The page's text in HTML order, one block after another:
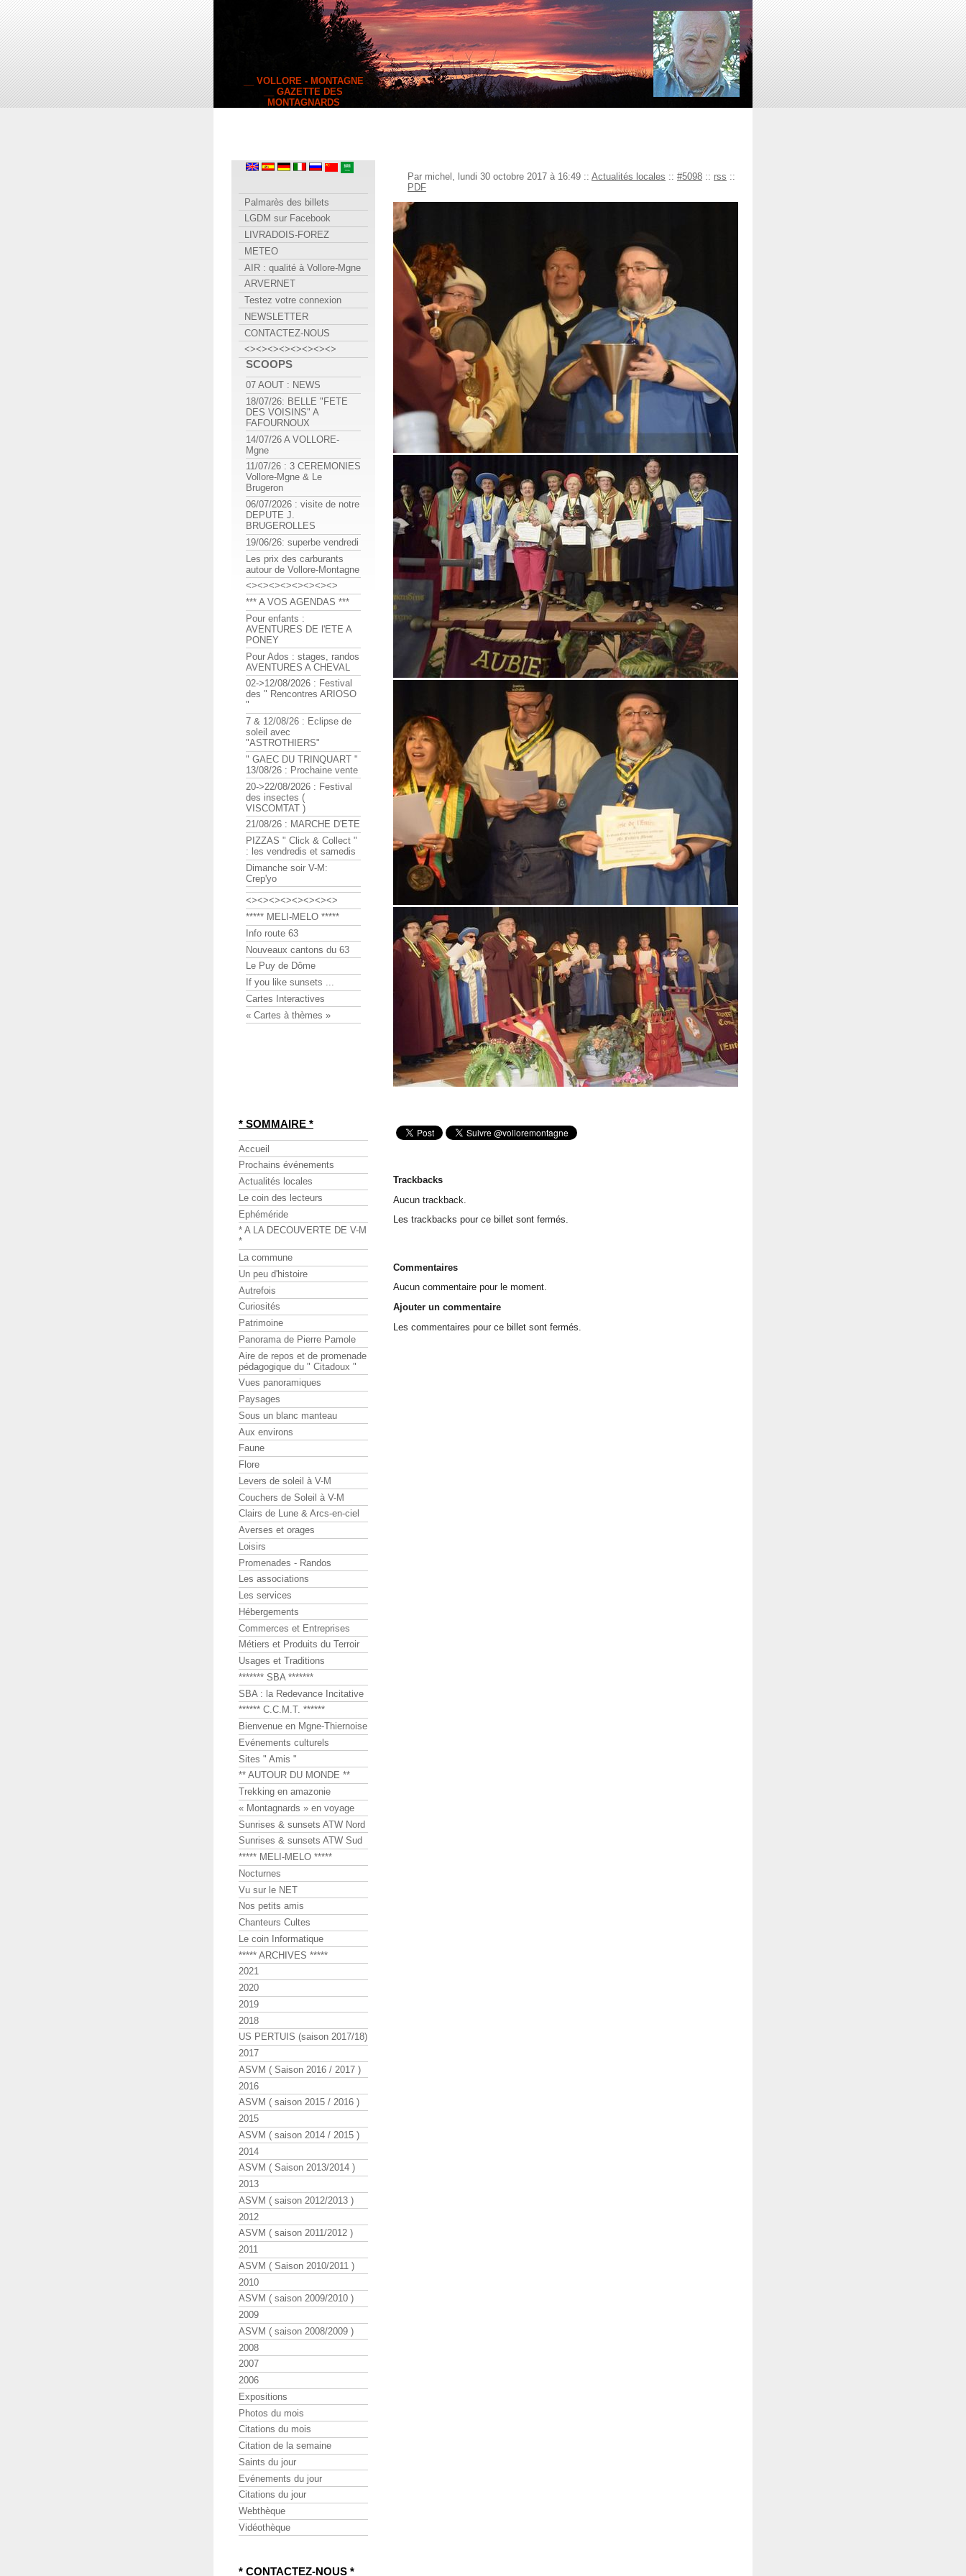
__ VOLLORE - MONTAGNE
__ GAZETTE DES
MONTAGNARDS
Par michel, lundi 30 octobre 2017 à 16:49 :: Actualités locales :: #5098 :: rss ::
PDF
Trackbacks
Aucun trackback.
Les trackbacks pour ce billet sont fermés.
Commentaires
Aucun commentaire pour le moment.
Ajouter un commentaire
Les commentaires pour ce billet sont fermés.
Palmarès des billets
LGDM sur Facebook
LIVRADOIS-FOREZ
METEO
AIR : qualité à Vollore-Mgne
ARVERNET
Testez votre connexion
NEWSLETTER
CONTACTEZ-NOUS
<><><><><><><><>
SCOOPS
07 AOUT : NEWS
18/07/26: BELLE "FETE
DES VOISINS" A
FAFOURNOUX
14/07/26 A VOLLORE-
Mgne
11/07/26 : 3 CEREMONIES
Vollore-Mgne & Le
Brugeron
06/07/2026 : visite de notre
DEPUTE J.
BRUGEROLLES
19/06/26: superbe vendredi
Les prix des carburants
autour de Vollore-Montagne
<><><><><><><><>
*** A VOS AGENDAS ***
Pour enfants :
AVENTURES DE l'ETE A
PONEY
Pour Ados : stages, randos
AVENTURES A CHEVAL
02->12/08/2026 : Festival
des " Rencontres ARIOSO
"
7 & 12/08/26 : Eclipse de
soleil avec
"ASTROTHIERS"
" GAEC DU TRINQUART "
13/08/26 : Prochaine vente
20->22/08/2026 : Festival
des insectes (
VISCOMTAT )
21/08/26 : MARCHE D'ETE
PIZZAS " Click & Collect "
: les vendredis et samedis
Dimanche soir V-M:
Crep'yo
<><><><><><><><>
***** MELI-MELO *****
Info route 63
Nouveaux cantons du 63
Le Puy de Dôme
If you like sunsets ...
Cartes Interactives
« Cartes à thèmes »
* SOMMAIRE *
Accueil
Prochains événements
Actualités locales
Le coin des lecteurs
Ephéméride
* A LA DECOUVERTE DE V-M
*
La commune
Un peu d'histoire
Autrefois
Curiosités
Patrimoine
Panorama de Pierre Pamole
Aire de repos et de promenade
pédagogique du " Citadoux "
Vues panoramiques
Paysages
Sous un blanc manteau
Aux environs
Faune
Flore
Levers de soleil à V-M
Couchers de Soleil à V-M
Clairs de Lune & Arcs-en-ciel
Averses et orages
Loisirs
Promenades - Randos
Les associations
Les services
Hébergements
Commerces et Entreprises
Métiers et Produits du Terroir
Usages et Traditions
******* SBA *******
SBA : la Redevance Incitative
****** C.C.M.T. ******
Bienvenue en Mgne-Thiernoise
Evénements culturels
Sites " Amis "
** AUTOUR DU MONDE **
Trekking en amazonie
« Montagnards » en voyage
Sunrises & sunsets ATW Nord
Sunrises & sunsets ATW Sud
***** MELI-MELO *****
Nocturnes
Vu sur le NET
Nos petits amis
Chanteurs Cultes
Le coin Informatique
***** ARCHIVES *****
2021
2020
2019
2018
US PERTUIS (saison 2017/18)
2017
ASVM ( Saison 2016 / 2017 )
2016
ASVM ( saison 2015 / 2016 )
2015
ASVM ( saison 2014 / 2015 )
2014
ASVM ( Saison 2013/2014 )
2013
ASVM ( saison 2012/2013 )
2012
ASVM ( saison 2011/2012 )
2011
ASVM ( Saison 2010/2011 )
2010
ASVM ( saison 2009/2010 )
2009
ASVM ( saison 2008/2009 )
2008
2007
2006
Expositions
Photos du mois
Citations du mois
Citation de la semaine
Saints du jour
Evénements du jour
Citations du jour
Webthèque
Vidéothèque
* CONTACTEZ-NOUS *